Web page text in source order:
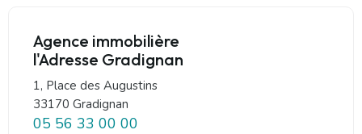
Agence immobilière
l'Adresse Gradignan
1, Place des Augustins
33170 Gradignan
05 56 33 00 00